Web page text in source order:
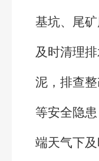
基坑、尾
及时清理
泥，排查
等安全隐
端天气下